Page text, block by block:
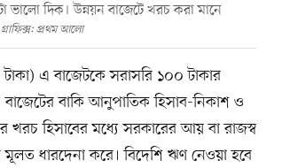
ভালো দিক। উন্নয়ন বাজেটে খরচ করা মানে
গ্রাফিক্স: প্রথম আলো
এ বাজেটকে সরাসরি ১০০ টাকার
বাকি আনুপাতিক হিসাব-নিকাশ ও
খরচ হিসাবের মধ্যে সরকারের আয় বা রাজস্ব
মূলত ধারদেনা করে। বিদেশি ঋণ নেওয়া হবে